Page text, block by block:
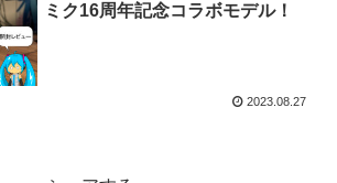
ミク16周年記念コラボモデル！
2023.08.27